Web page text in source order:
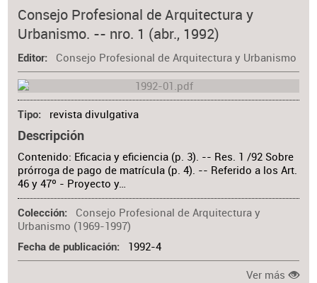
Consejo Profesional de Arquitectura y
Urbanismo. -- nro. 1 (abr., 1992)
Editor Consejo Profesional de Arquitectura y Urbanismo
Tipo revista divulgativa
Descripción
Contenido: Eficacia y eficiencia (p. 3). -- Res. 1 /92 Sobre
prórroga de pago de matrícula (p. 4). -- Referido a los Art.
46 y 47º - Proyecto y…
Colección
Consejo Profesional de Arquitectura y
Urbanismo (1969-1997)
Fecha de publicación 1992-4
Ver más